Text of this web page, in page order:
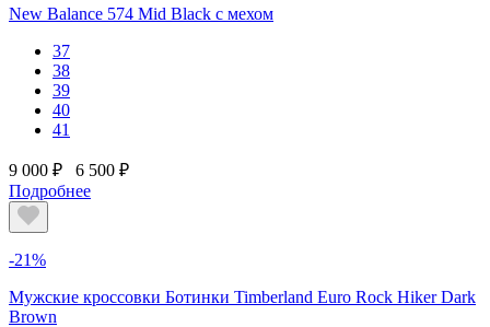
New Balance 574 Mid Black с мехом
37
38
39
40
41
9 000 ₽
6 500 ₽
Подробнее
-21%
Мужские кроссовки Ботинки Timberland Euro Rock Hiker Dark
Brown